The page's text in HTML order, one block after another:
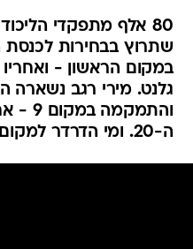
80 אלף מתפקדי
במקום הראשון - ואחריו
גלנט. מירי רגב נשארה
ה-20. ומי הדרדר למקום לא ריאלי?